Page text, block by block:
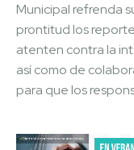
Municipal refrenda
prontitud los
atenten contra la
así como de
para que los